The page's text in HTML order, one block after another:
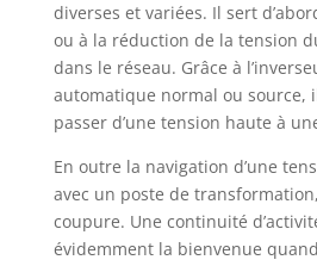
diverses et variées. Il sert
ou à la réduction de la tension
dans le réseau. Grâce à
automatique normal ou source,
passer d’une tension haute à
En outre la navigation d’une
avec un poste de
coupure. Une continuité
évidemment la bienvenue